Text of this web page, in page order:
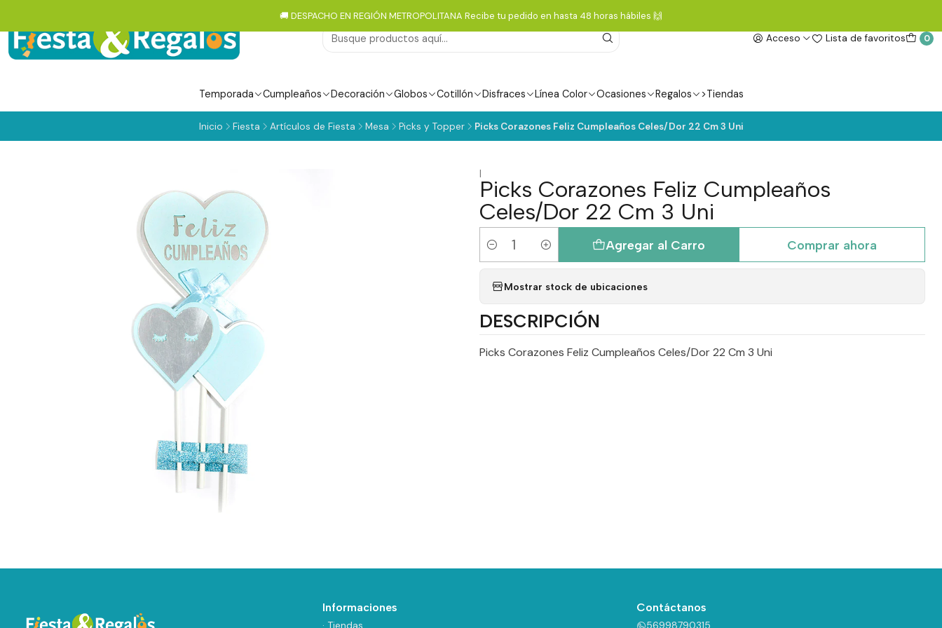
Acceso Lista de favoritos 0
Temporada Cumpleaños Decoración Globos Cotillón Disfraces Línea Color Ocasiones Regalos >Tiendas
🚚 DESPACHO EN REGIÓN METROPOLITANA Recibe tu pedido en hasta 48 horas hábiles 🙌
Inicio Fiesta Artículos de Fiesta Mesa Picks y Topper Picks Corazones Feliz Cumpleaños Celes/Dor 22 Cm 3 Uni
|
Picks Corazones Feliz Cumpleaños
Celes/Dor 22 Cm 3 Uni
Cantidad
Agregar al Carro Comprar ahora
Mostrar stock de ubicaciones
DESCRIPCIÓN
Picks Corazones Feliz Cumpleaños Celes/Dor 22 Cm 3 Uni
Informaciones
· Tiendas
Contáctanos
56998790315